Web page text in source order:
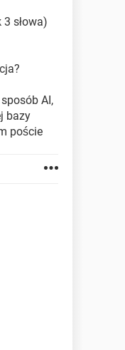
słowa)
AI,
bazy
poście